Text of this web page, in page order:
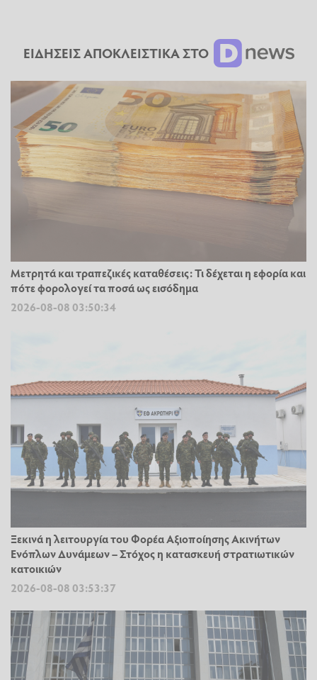
ΕΙΔΗΣΕΙΣ ΑΠΟΚΛΕΙΣΤΙΚΑ ΣΤΟ
Μετρητά και τραπεζικές καταθέσεις: Τι δέχεται η εφορία και
πότε φορολογεί τα ποσά ως εισόδημα
2026-08-08 03:50:34
Ξεκινά η λειτουργία του Φορέα Αξιοποίησης Ακινήτων
Ενόπλων Δυνάμεων – Στόχος η κατασκευή στρατιωτικών
κατοικιών
2026-08-08 03:53:37